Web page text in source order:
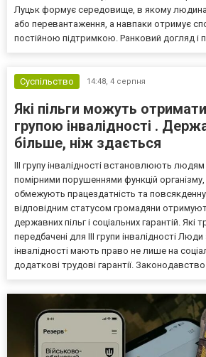
Луцьк формує середовище, в якому людина
або перевантаження, а навпаки отримує
постійною підтримкою. Ранковий догляд і
Суспільство 14:48, 4 серпня
Які пільги можуть
групою інвалідності .
більше, ніж здається
III групу інвалідності встановлюють людям
помірними порушеннями функцій організму,
обмежують працездатність та повсякденну
відповідним статусом громадяни
державних пільг і соціальних гарантій. Які
передбачені для III групи інвалідності
інвалідності мають право не лише на
додаткові трудові гарантії.